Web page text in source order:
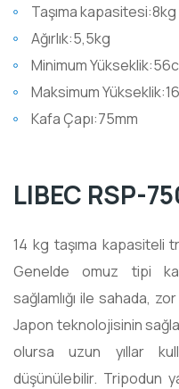
Taşıma kapasitesi:8kg
Ağırlık:5,5kg
Minimum
Maksimum
Kafa Çapı:75mm
LIBEC RSP-
14 kg taşıma kapasiteli
Genelde omuz tipi
sağlamlığı ile sahada,
Japon teknolojisinin
olursa uzun yıllar
düşünülebilir. Tripodun